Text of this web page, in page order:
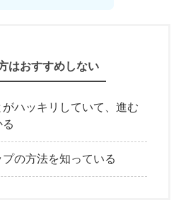
はおすすめしない
ハッキリしていて、進む
の方法を知っている